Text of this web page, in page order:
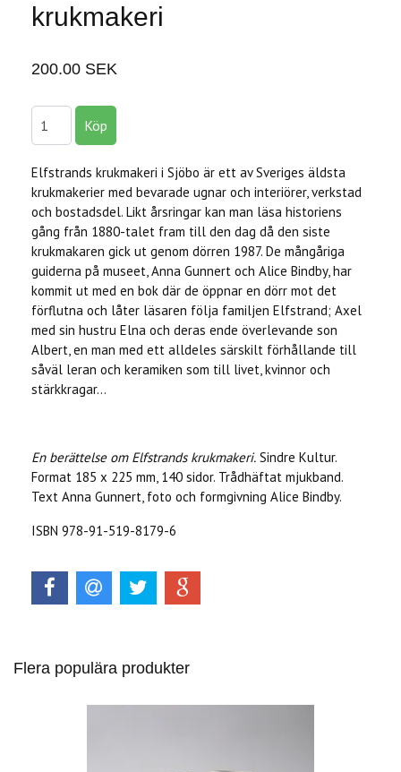
krukmakeri
200.00 SEK
Elfstrands krukmakeri i Sjöbo är ett av Sveriges äldsta
krukmakerier med bevarade ugnar och interiörer, verkstad
och bostadsdel. Likt årsringar kan man läsa historiens
gång från 1880-talet fram till den dag då den siste
krukmakaren gick ut genom dörren 1987. De mångåriga
guiderna på museet, Anna Gunnert och Alice Bindby, har
kommit ut med en bok där de öppnar en dörr mot det
förflutna och låter läsaren följa familjen Elfstrand; Axel
med sin hustru Elna och deras ende överlevande son
Albert, en man med ett alldeles särskilt förhållande till
såväl leran och keramiken som till livet, kvinnor och
stärkkragar…
En berättelse om Elfstrands krukmakeri. Sindre Kultur.
Format 185 x 225 mm, 140 sidor. Trådhäftat mjukband.
Text Anna Gunnert, foto och formgivning Alice Bindby.
ISBN 978-91-519-8179-6
Flera populära produkter